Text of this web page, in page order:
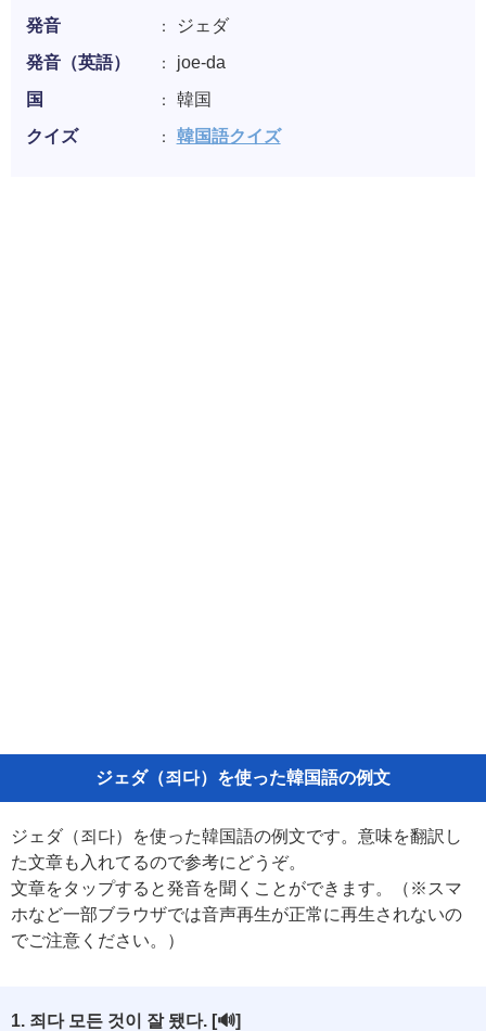
発音
ジェダ
発音（英語）
joe-da
国
韓国
クイズ
韓国語クイズ
ジェダ（죄다）を使った韓国語の例文
ジェダ（죄다）を使った韓国語の例文です。意味を翻訳し
た文章も入れてるので参考にどうぞ。
文章をタップすると発音を聞くことができます。（※スマ
ホなど一部ブラウザでは音声再生が正常に再生されないの
でご注意ください。）
1. 죄다 모든 것이 잘 됐다. [🔊]